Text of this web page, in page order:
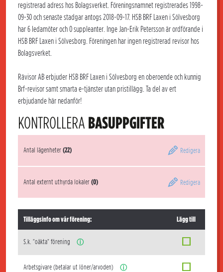
registrerad adress hos Bolagsverket. Föreningsnamnet registrerades 1998-
09-30 och senaste stadgar antogs 2018-09-17. HSB BRF Laxen i Sölvesborg
har 6 ledamöter och 0 suppleanter. Inge Jan-Erik Petersson är ordförande i
HSB BRF Laxen i Sölvesborg. Föreningen har ingen registrerad revisor hos
Bolagsverket.
Rävisor AB erbjuder HSB BRF Laxen i Sölvesborg en oberoende och kunnig
Brf-revisor samt smarta e-tjänster utan pristillägg. Ta del av ert
erbjudande här nedanför!
KONTROLLERA BASUPPGIFTER
Antal lägenheter(22) Redigera
Antal externt uthyrda lokaler(0) Redigera
Tilläggsinfo om vår förening: Lägg till
S.k. "oäkta" förening ⓘ
Arbetsgivare (betalar ut löner/arvoden) ⓘ